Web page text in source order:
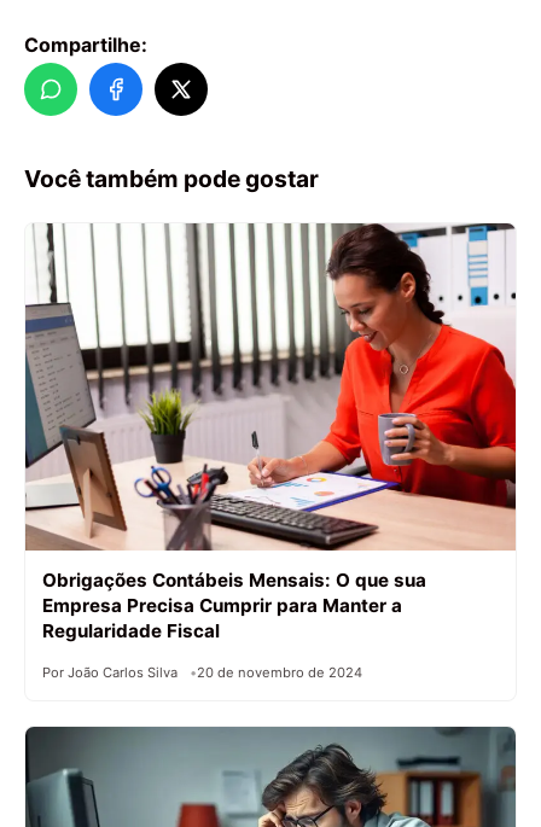
Compartilhe:
Você também pode gostar
Obrigações Contábeis Mensais: O que sua
Empresa Precisa Cumprir para Manter a
Regularidade Fiscal
Por João Carlos Silva 20 de novembro de 2024